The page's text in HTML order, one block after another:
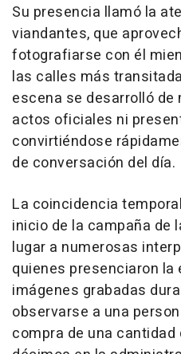
Su presencia llamó la
viandantes, que
fotografiarse con él
las calles más
escena se desarrolló de
actos oficiales ni
convirtiéndose
de conversación del día.
La coincidencia
inicio de la campaña de
lugar a numerosas
quienes presenciaron la
imágenes grabadas
observarse a una
compra de una